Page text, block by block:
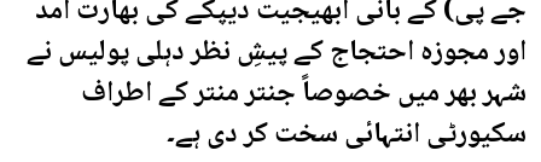
جے پی) کے بانی ابھیجیت دیپکے کی بھارت آمد
اور مجوزہ احتجاج کے پیشِ نظر دہلی پولیس نے
شہر بھر میں خصوصاً جنتر منتر کے اطراف
سکیورٹی انتہائی سخت کر دی ہے۔